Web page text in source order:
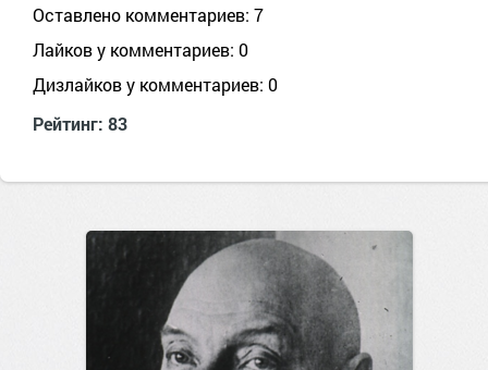
Оставлено комментариев: 7
Лайков у комментариев: 0
Дизлайков у комментариев: 0
Рейтинг: 83